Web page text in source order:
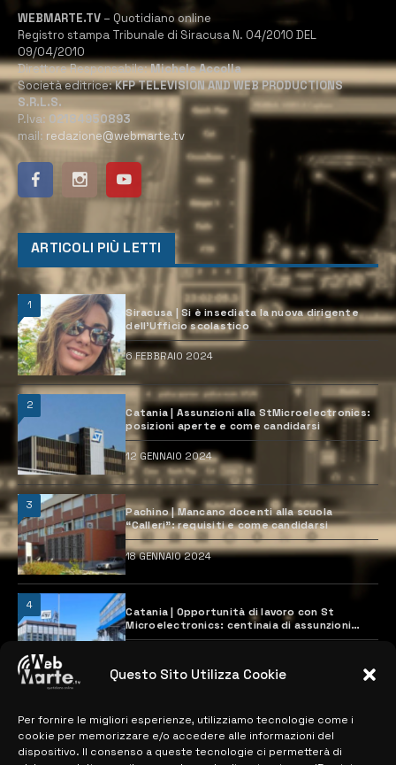
Questo Sito Utilizza Cookie
Per fornire le migliori esperienze, utilizziamo tecnologie come i
cookie per memorizzare e/o accedere alle informazioni del
dispositivo. Il consenso a queste tecnologie ci permetterà di
WEBMARTE.TV – Quotidiano online
Registro stampa Tribunale di Siracusa N. 04/2010 DEL
09/04/2010
Direttore Responsabile:Michele Accolla
Società editrice:KFP TELEVISION AND WEB PRODUCTIONS
S.R.L.S.
P.Iva: 02184950893
mail: redazione@webmarte.tv
ARTICOLI PIÙ LETTI
1
Siracusa | Si è insediata la nuova dirigente
dell’Ufficio scolastico
6 FEBBRAIO 2024
2
Catania | Assunzioni alla StMicroelectronics:
posizioni aperte e come candidarsi
12 GENNAIO 2024
3
Pachino | Mancano docenti alla scuola
“Calleri”: requisiti e come candidarsi
18 GENNAIO 2024
4
Catania | Opportunità di lavoro con St
Microelectronics: centinaia di assunzioni
previste
MAPPA DEL SITO